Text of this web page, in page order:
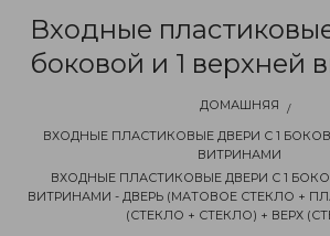
Входные
боковой и 1 верхней
ДОМАШНЯЯ
ВХОДНЫЕ ПЛАСТИКОВЫЕ ДВЕРИ С 1
ВИТРИНАМИ
ВХОДНЫЕ ПЛАСТИКОВЫЕ ДВЕРИ С 1
ВИТРИНАМИ - ДВЕРЬ (МАТОВОЕ СТЕКЛО +
(СТЕКЛО + СТЕКЛО) + ВЕРХ